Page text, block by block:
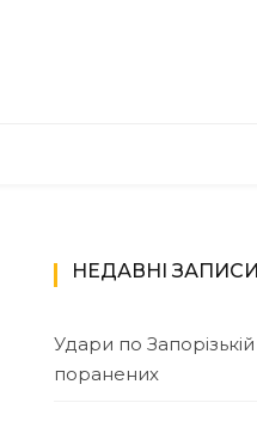
НЕДАВНІ ЗАПИСИ
Удари по
поранених